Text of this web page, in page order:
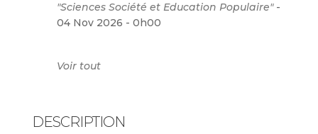
"Sciences Société et Education Populaire"-
04 Nov 2026 - 0h00
Voir tout
DESCRIPTION